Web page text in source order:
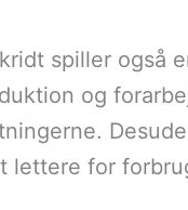
spiller
og
lettere for